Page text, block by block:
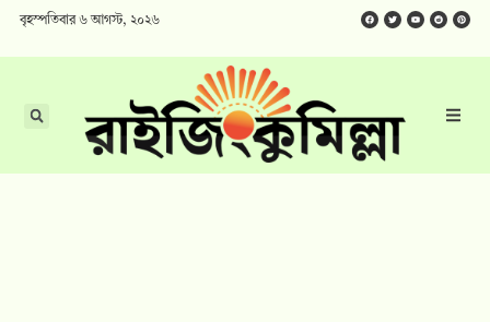
বৃহস্পতিবার ৬ আগস্ট, ২০২৬